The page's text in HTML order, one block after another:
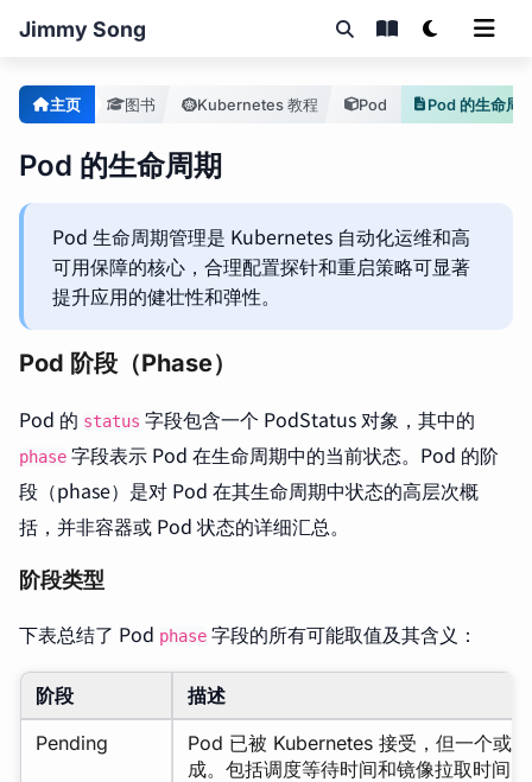
Jimmy Song
主页 图书 Kubernetes 教程 Pod Pod 的生命周
Pod 的生命周期
Pod 生命周期管理是 Kubernetes 自动化运维和高
可用保障的核心，合理配置探针和重启策略可显著
提升应用的健壮性和弹性。
Pod 阶段（Phase）
Pod 的 status 字段包含一个 PodStatus 对象，其中的
phase 字段表示 Pod 在生命周期中的当前状态。Pod 的阶
段（phase）是对 Pod 在其生命周期中状态的高层次概
括，并非容器或 Pod 状态的详细汇总。
阶段类型
下表总结了 Pod phase 字段的所有可能取值及其含义：
阶段
描述
Pending
Pod 已被 Kubernetes 接受，但一个或
成。包括调度等待时间和镜像拉取时间